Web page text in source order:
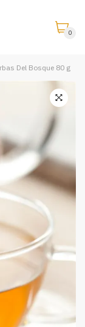
0
Del Bosque 80 g